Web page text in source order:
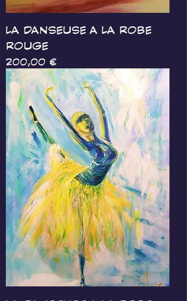
LA DANSEUSE A LA ROBE
ROUGE
Prix
200,00 €